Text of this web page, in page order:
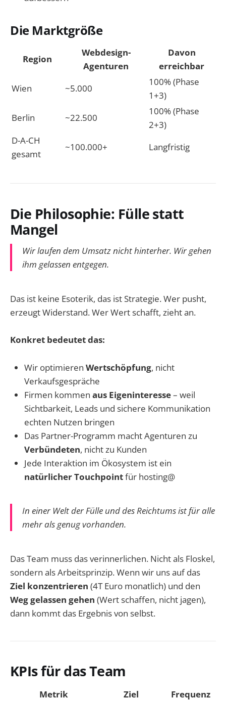
Die Marktgröße
Region
Webdesign-
Agenturen
Davon
erreichbar
Wien
~5.000
100% (Phase
1+3)
Berlin
~22.500
100% (Phase
2+3)
D-A-CH
gesamt
~100.000+ Langfristig
Die Philosophie: Fülle statt
Mangel
Wir laufen dem Umsatz nicht hinterher. Wir gehen
ihm gelassen entgegen.
Das ist keine Esoterik, das ist Strategie. Wer pusht,
erzeugt Widerstand. Wer Wert schafft, zieht an.
Konkret bedeutet das:
Wir optimieren Wertschöpfung, nicht
Verkaufsgespräche
Firmen kommen aus Eigeninteresse– weil
Sichtbarkeit, Leads und sichere Kommunikation
echten Nutzen bringen
Das Partner-Programm macht Agenturen zu
Verbündeten, nicht zu Kunden
Jede Interaktion im Ökosystem ist ein
natürlicher Touchpointfür hosting@
In einer Welt der Fülle und des Reichtums ist für alle
mehr als genug vorhanden.
Das Team muss das verinnerlichen. Nicht als Floskel,
sondern als Arbeitsprinzip. Wenn wir uns auf das
Ziel konzentrieren (4T Euro monatlich) und den
Weg gelassen gehen (Wert schaffen, nicht jagen),
dann kommt das Ergebnis von selbst.
KPIs für das Team
Metrik Ziel
Frequenz